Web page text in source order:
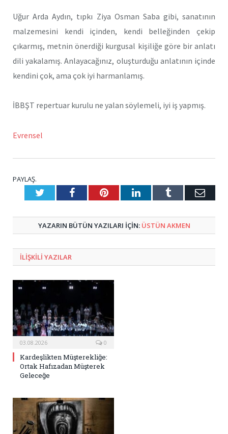
Uğur Arda Aydın, tıpkı Ziya Osman Saba gibi, sanatının
malzemesini kendi içinden, kendi belleğinden çekip
çıkarmış, metnin önerdiği kurgusal kişiliğe göre bir anlatı
dili yakalamış. Anlayacağınız, oluşturduğu anlatının içinde
kendini çok, ama çok iyi harmanlamış.
İBBŞT repertuar kurulu ne yalan söylemeli, iyi iş yapmış.
Evrensel
PAYLAŞ.
TwitterFacebookPinterestLinkedInTumblr E-
YAZARIN BÜTÜN YAZILARI IÇIN: ÜSTÜN AKMEN
ILIŞKILI YAZILAR
03.08.2026 0
Kardeşlikten Müşterekliğe:
Ortak Hafızadan Müşterek
Geleceğe